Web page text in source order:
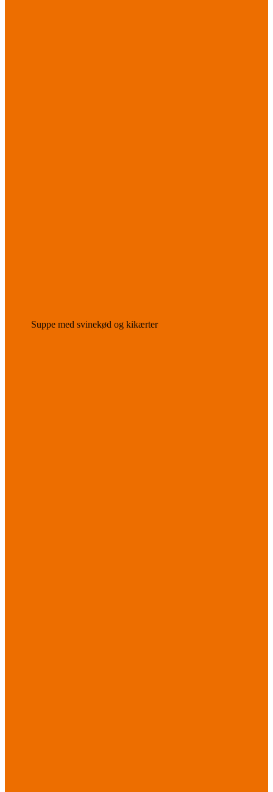
Suppe med svinekød og kikærter